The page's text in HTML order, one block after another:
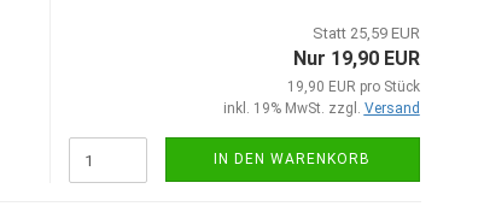
Statt 25,59 EUR
Nur 19,90 EUR
19,90 EUR pro Stück
inkl. 19% MwSt. zzgl. Versand
IN DEN WARENKORB